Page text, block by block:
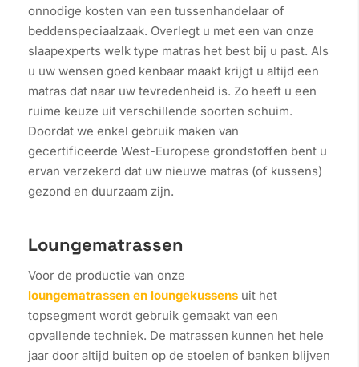
onnodige kosten van een tussenhandelaar of
beddenspeciaalzaak. Overlegt u met een van onze
slaapexperts welk type matras het best bij u past. Als
u uw wensen goed kenbaar maakt krijgt u altijd een
matras dat naar uw tevredenheid is. Zo heeft u een
ruime keuze uit verschillende soorten schuim.
Doordat we enkel gebruik maken van
gecertificeerde West-Europese grondstoffen bent u
ervan verzekerd dat uw nieuwe matras (of kussens)
gezond en duurzaam zijn.
Loungematrassen
Voor de productie van onze
loungematrassen en loungekussens uit het
topsegment wordt gebruik gemaakt van een
opvallende techniek. De matrassen kunnen het hele
jaar door altijd buiten op de stoelen of banken blijven